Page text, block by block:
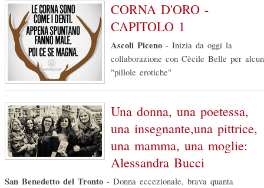
CORNA D'ORO -
CAPITOLO 1
Ascoli Piceno - Inizia da oggi la
collaborazione con Cècile Belle per
"pillole erotiche"
Una donna, una poetessa,
una insegnante,una pittrice,
una mamma, una moglie:
Alessandra Bucci
San Benedetto del Tronto - Donna eccezionale, brava quanta